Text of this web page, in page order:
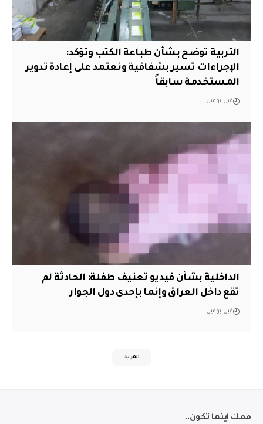
التربية توضح بشأن طباعة الكتب وتؤكد:
الإجراءات تسير بشفافية ونعتمد على إعادة تدوير
المستخدمة سابقاً
قبل يومين
الداخلية بشأن فيديو تعنيف طفلة: الحادثة لم
تقع داخل العراق وإنما بإحدى دول الجوار
قبل يومين
المزيد
معك اينما تكون..